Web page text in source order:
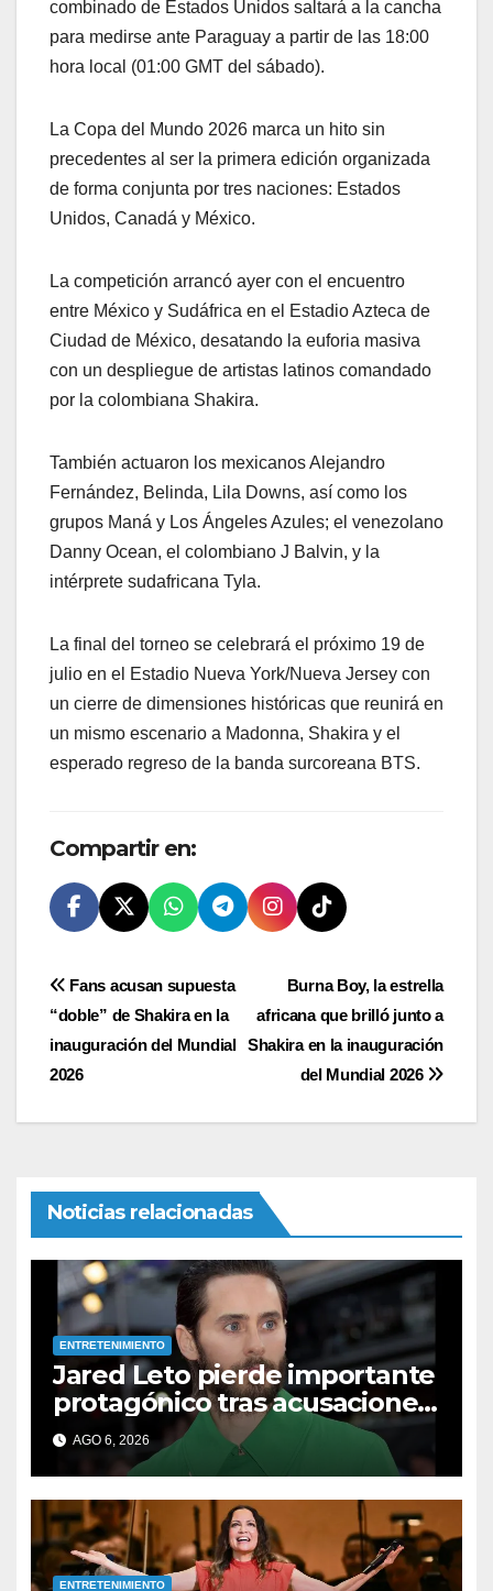
combinado de Estados Unidos saltará a la cancha
para medirse ante Paraguay a partir de las 18:00
hora local (01:00 GMT del sábado).
La Copa del Mundo 2026 marca un hito sin
precedentes al ser la primera edición organizada
de forma conjunta por tres naciones: Estados
Unidos, Canadá y México.
La competición arrancó ayer con el encuentro
entre México y Sudáfrica en el Estadio Azteca de
Ciudad de México, desatando la euforia masiva
con un despliegue de artistas latinos comandado
por la colombiana Shakira.
También actuaron los mexicanos Alejandro
Fernández, Belinda, Lila Downs, así como los
grupos Maná y Los Ángeles Azules; el venezolano
Danny Ocean, el colombiano J Balvin, y la
intérprete sudafricana Tyla.
La final del torneo se celebrará el próximo 19 de
julio en el Estadio Nueva York/Nueva Jersey con
un cierre de dimensiones históricas que reunirá en
un mismo escenario a Madonna, Shakira y el
esperado regreso de la banda surcoreana BTS.
Compartir en:
Navegación
de
entradas
Burna Boy, la estrella
africana que brilló junto a
Shakira en la inauguración
del Mundial 2026
Fans acusan supuesta
“doble” de Shakira en la
inauguración del Mundial
2026
Noticias relacionadas
ENTRETENIMIENTO
Jared Leto pierde importante
protagónico tras acusaciones
de abuso: los detalles
AGO 6, 2026
ENTRETENIMIENTO